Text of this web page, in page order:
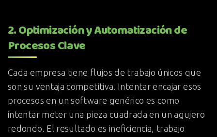
2. Optimización y Automatización de
Procesos Clave
Cada empresa tiene flujos de trabajo únicos que
son su ventaja competitiva. Intentar encajar esos
procesos en un software genérico es como
intentar meter una pieza cuadrada en un agujero
redondo. El resultado es ineficiencia, trabajo